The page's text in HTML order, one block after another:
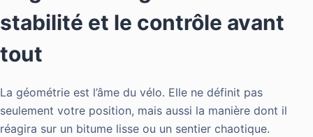
stabilité et le contrôle avant
tout
La géométrie est l’âme du vélo. Elle ne définit pas
seulement votre position, mais aussi la manière dont il
réagira sur un bitume lisse ou un sentier chaotique.